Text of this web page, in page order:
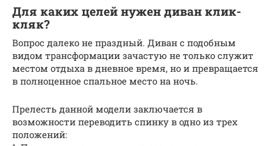
Для каких целей нужен диван клик-
кляк?
Вопрос далеко не праздный. Диван с подобным
видом трансформации зачастую не только служит
местом отдыха в дневное время, но и превращается
в полноценное спальное место на ночь.
Прелесть данной модели заключается в
возможности переводить спинку в одно из трех
положений: